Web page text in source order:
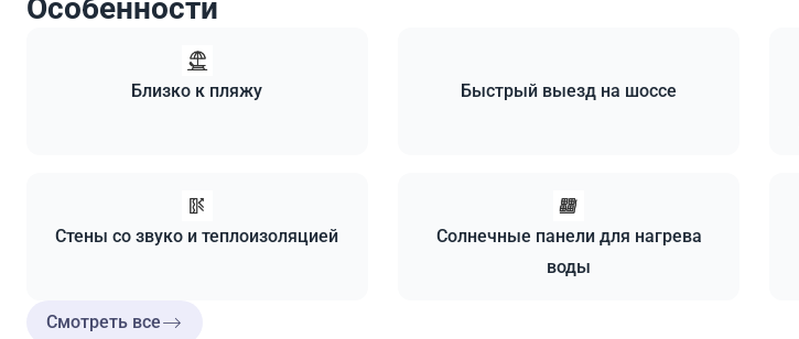
Особенности
Близко к пляжу Быстрый выезд на шоссе
Стены со звуко и теплоизоляцией
Солнечные панели для нагрева
воды
Смотреть все